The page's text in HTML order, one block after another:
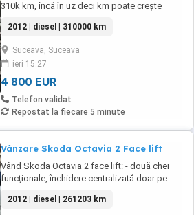
310k km, încă în uz deci km poate crește
negociabil
2012 | diesel | 310000 km
Suceava, Suceava
ieri 15:27
4 800 EUR
Telefon validat
Repostat la fiecare 5 minute
Vânzare Skoda Octavia 2 Face lift
Vând Skoda Octavia 2 face lift: - două chei
funcționale, închidere centralizată doar pe
climatronic; - portbagaj 380 l; - jante tablă
2012 | diesel | 261203 km